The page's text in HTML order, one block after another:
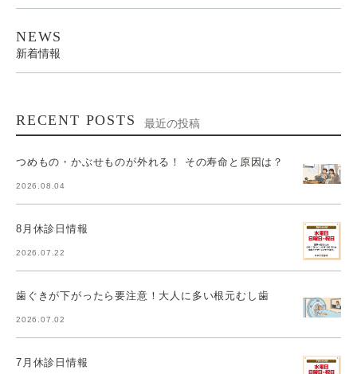
NEWS
新着情報
RECENT POSTS 最近の投稿
つめもの・かぶせものが外れる！ その寿命と原因は？
2026.08.04
8月休診日情報
2026.07.22
歯ぐきが下がったら要注意！大人に多い根元むし歯
2026.07.02
7月休診日情報